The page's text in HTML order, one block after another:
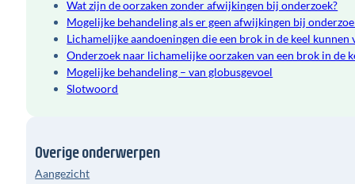
Wat zijn de oorzaken zonder afwijkingen bij onderzoek?
Mogelijke behandeling als er geen afwijkingen bij
Lichamelijke aandoeningen die een brok in de keel kunnen
Onderzoek naar lichamelijke oorzaken van een brok in de
Mogelijke behandeling – van globusgevoel
Slotwoord
Overige onderwerpen
Aangezicht